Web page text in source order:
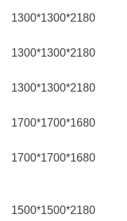
1300*1300*2180
1300*1300*2180
1300*1300*2180
1700*1700*1680
1700*1700*1680
1500*1500*2180